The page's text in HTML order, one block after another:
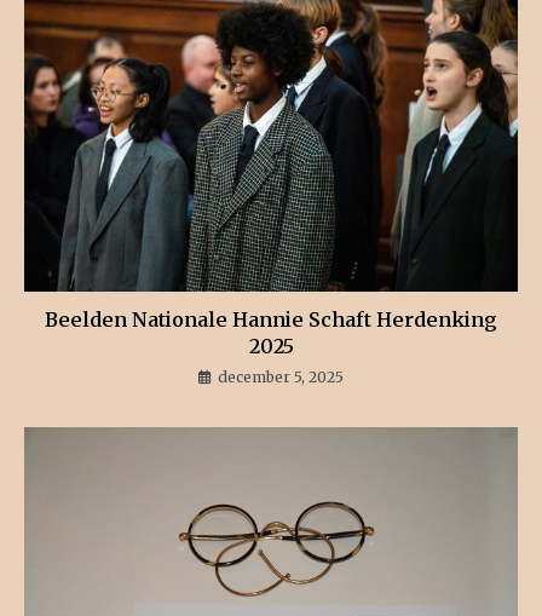
Beelden Nationale Hannie Schaft Herdenking
2025
december 5, 2025